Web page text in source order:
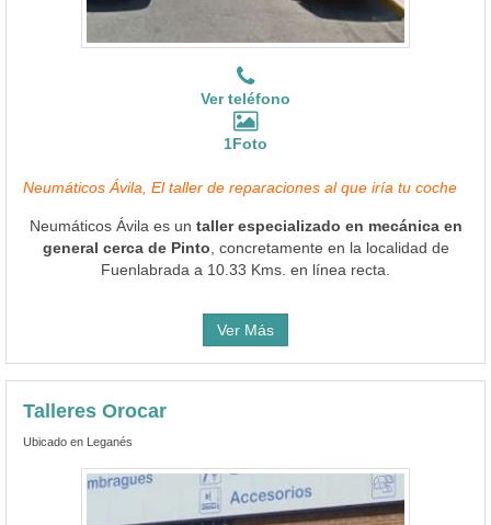
Ver teléfono
1Foto
Neumáticos Ávila, El taller de reparaciones al que iría tu coche
Neumáticos Ávila es un taller especializado en mecánica en
general cerca de Pinto , concretamente en la localidad de
Fuenlabrada a 10.33 Kms. en línea recta.
Ver Más
Talleres Orocar
Ubicado en Leganés